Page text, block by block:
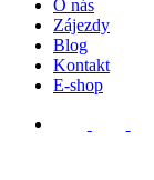
O nás
Zájezdy
Blog
Kontakt
E-shop